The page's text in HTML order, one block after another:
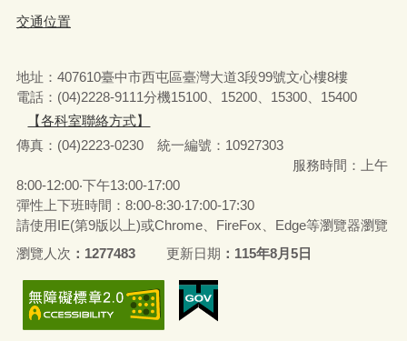
交通位置
地址：407610臺中市西屯區臺灣大道3段99號文心樓8樓
電話：(04)2228-9111分機15100、15200、15300、15400
【各科室聯絡方式】
傳真：(04)2223-0230 統一編號 ： 10927303
服務時間：上午
8:00-12:00‧下午13:00-17:00
彈性上下班時間：8:00-8:30‧17:00-17:30
請使用IE(第9版以上)或Chrome、FireFox、Edge等瀏覽器瀏覽
瀏覽人次
1277483 更新日期 115年8月5日